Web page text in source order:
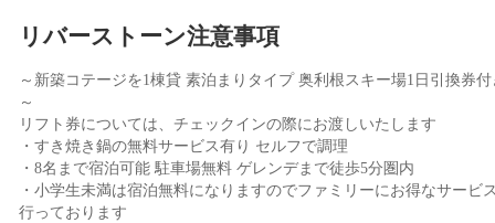
リバーストーン注意事項
～新築コテージを1棟貸 素泊まりタイプ 奥利根スキー場1日引換券付
～
リフト券については、チェックインの際にお渡しいたします
・すき焼き鍋の無料サービス有り セルフで調理
・8名まで宿泊可能 駐車場無料 ゲレンデまで徒歩5分圏内
・小学生未満は宿泊無料になりますのでファミリーにお得なサービ
行っております